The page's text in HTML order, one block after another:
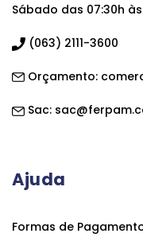
Sábado das 07:30h às
(063) 2111-3600
Orçamento:
Sac:
Ajuda
Formas de